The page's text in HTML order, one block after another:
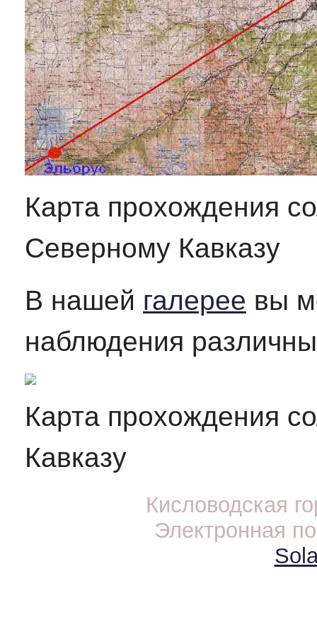
Карта прохождения
Северному Кавказу
В нашей галерее вы
наблюдения
Карта прохождения
Кавказу
Кисловодская
Электронная